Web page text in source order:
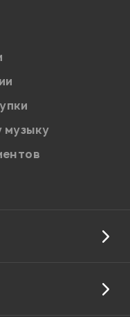
данных в
обработки
музыку